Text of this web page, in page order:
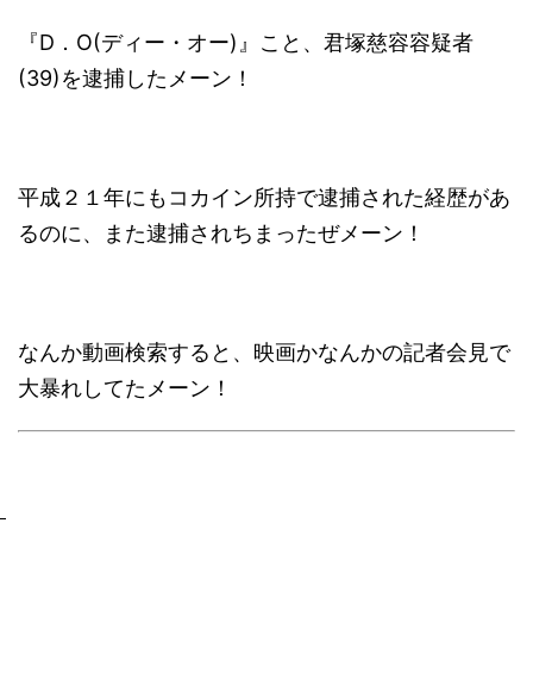
『D．O(ディー・オー)』こと、君塚慈容容疑者
(39)を逮捕したメーン！
平成２１年にもコカイン所持で逮捕された経歴があ
るのに、また逮捕されちまったぜメーン！
なんか動画検索すると、映画かなんかの記者会見で
大暴れしてたメーン！